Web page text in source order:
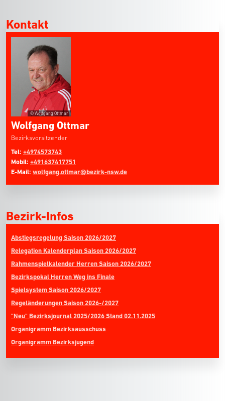
Kontakt
© Wolfgang Ottmar
Wolfgang Ottmar
Bezirksvorsitzender
Tel: +4974573743
Mobil: +491637417751
E-Mail: wolfgang.ottmar@bezirk-nsw.de
Bezirk-Infos
Abstiegsregelung Saison 2026/2027
Relegation Kalenderplan Saison 2026/2027
Rahmenspielkalender Herren Saison 2026/2027
Bezirkspokal Herren Weg ins Finale
Spielsystem Saison 2026/2027
Regeländerungen Saison 2026-/2027
"Neu" Bezirksjournal 2025/2026 Stand 02.11.2025
Organigramm Bezirksausschuss
Organigramm Bezirksjugend